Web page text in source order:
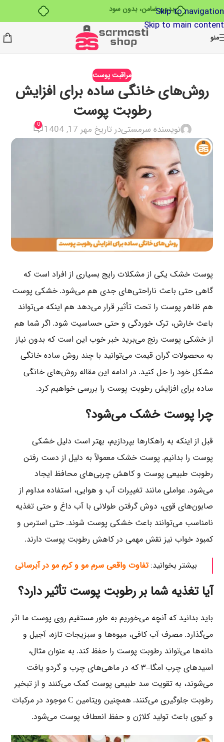
بدون ضامن، بدون سودSkip to navigation
Skip to main content
منو
مراقبت پوست
روش‌های خانگی ساده برای افزایش
رطوبت پوست
نویسنده سرمستیدر تاریخ مهر 17, 1404 0
پوست خشک یکی از مشکلات رایج بسیاری از افراد است که
گاهی حتی باعث ناراحتی‌های جدی هم می‌شود.خشکی پوست
هم ظاهر پوست را تحت تأثیر قرار می‌دهد هم اینکه می‌تواند
باعث خارش، ترک خوردگی و حتی حساسیت شود. اگر شما هم
از خشکی پوست رنج می‌برید خبر خوب این است که بدون نیاز
به محصولات گران قیمت می‌توانید با چند روش ساده خانگی
مشکل خود را حل کنید. در ادامه این مقاله روش‌های خانگی
ساده برای افزایش رطوبت پوست را بررسی خواهیم کرد.
چرا پوست خشک می‌شود؟
قبل از اینکه به راهکارها بپردازیم، بهتر است دلیل خشکی
پوست را بدانیم. پوست خشک معمولاً به دلیل از دست رفتن
رطوبت طبیعی پوست و کاهش چربی‌های محافظ ایجاد
می‌شود. عواملی مانند تغییرات آب و هوایی، استفاده مداوم از
صابون‌های قوی، دوش گرفتن طولانی با آب داغ و حتی تغذیه
نامناسب می‌توانند باعث خشکی پوست شوند.حتی استرس و
کمبود خواب نیز نقش مهمی در کاهش رطوبت پوست دارند.
بیشتر بخوانید:تفاوت واقعی سرم مو و کرم مو در آبرسانی
آیا تغذیه شما بر رطوبت پوست تأثیر دارد؟
باید بدانید که آنچه می‌خوریم به طور مستقیم روی پوست ما اثر
می‌گذارد.مصرف آب کافی، میوه‌ها و سبزیجات تازه، آجیل و
دانه‌ها می‌تواند رطوبت پوست را حفظ کند. به عنوان مثال،
اسیدهای چرب امگا–۳ که در ماهی‌های چرب و گردو یافت
می‌شوند، به تقویت سد طبیعی پوست کمک می‌کنند و از تبخیر
رطوبت جلوگیری می‌کنند. همچنین ویتامین C موجود در مرکبات
و کیوی باعث تولید کلاژن و حفظ انعطاف پوست می‌شود.